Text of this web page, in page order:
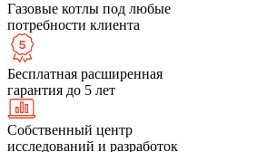
Газовые котлы под любые
потребности клиента
Бесплатная расширенная
гарантия до 5 лет
Собственный центр
исследований и разработок